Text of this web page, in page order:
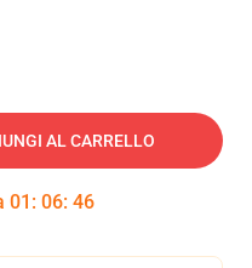
AL CARRELLO
01 : 06: 45